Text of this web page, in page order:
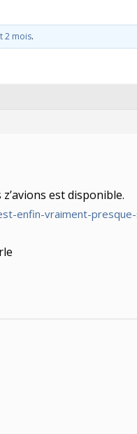
2 mois.
est disponible.
enfin-vraiment-